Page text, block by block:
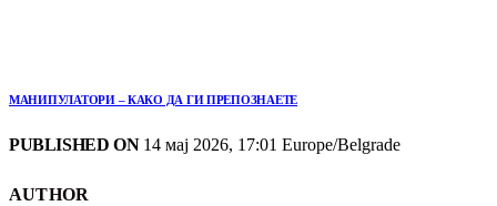
МАНИПУЛАТОРИ – КАКО ДА ГИ ПРЕПОЗНАЕТЕ
PUBLISHED ON14 мај 2026, 17:01 Europe/Belgrade
AUTHOR